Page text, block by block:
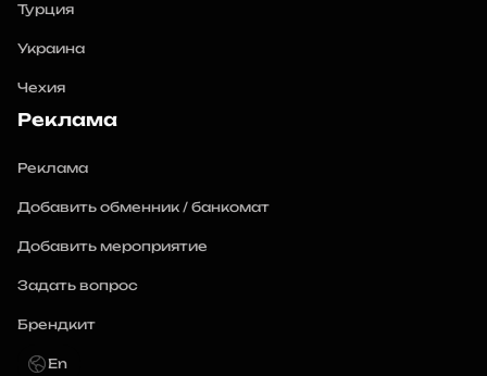
Турция
Украина
Чехия
Реклама
Реклама
Добавить обменник / банкомат
Добавить мероприятие
Задать вопрос
Брендкит
En